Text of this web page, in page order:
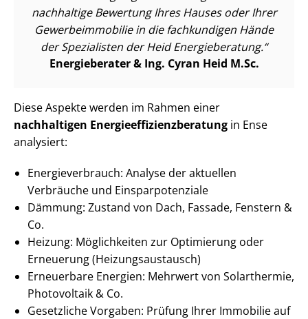
nachhaltige Bewertung Ihres Hauses oder Ihrer
Ge­wer­be­im­mo­bi­lie in die fachkundigen Hände
der Spezialisten der Heid Energieberatung.
Energieberater & Ing. Cyran Heid M.Sc.
Diese Aspekte werden im Rahmen einer
nachhaltigen En­er­gie­ef­fi­zi­enz­be­ra­tung in Ense
analysiert:
En­er­gie­ver­brauch: Analyse der aktuellen
Verbräuche und Ein­spar­po­ten­zia­le
Dämmung: Zustand von Dach, Fassade, Fenstern &
Co.
Heizung: Möglichkeiten zur Optimierung oder
Erneuerung (Hei­zungs­aus­tausch)
Erneuerbare Energien: Mehrwert von Solarthermie,
Photovoltaik & Co.
Gesetzliche Vorgaben: Prüfung Ihrer Immobilie auf